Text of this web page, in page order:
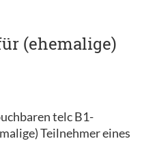
(ehemalige)
telc B1-
Teilnehmer eines